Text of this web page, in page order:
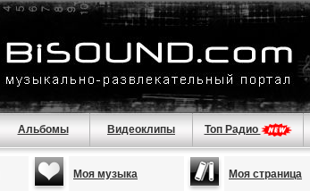
Альбомы Видеоклипы Топ Радио
Моя музыка Моя страница